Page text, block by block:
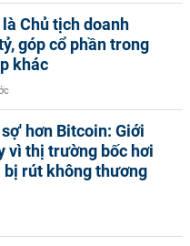
Chủ tịch doanh
góp cổ phần trong
khác
hơn Bitcoin: Giới
vì thị trường bốc hơi
bị rút không thương